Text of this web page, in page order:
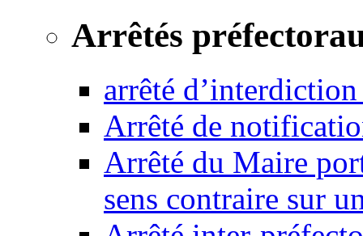
Arrêtés
arrêté
Arrêté de
Arrêté du Maire
sens contraire sur